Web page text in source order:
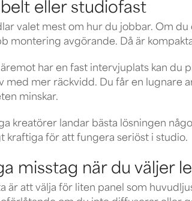
eller studiofast
valet mest om hur du jobbar. Om
montering avgörande. Då är
har en fast intervjuplats kan du
med mer räckvidd. Du får en lugnare
minskar.
kreatörer landar bästa lösningen
kraftiga för att fungera seriöst i studio.
misstag när du väljer
är att välja för liten panel som